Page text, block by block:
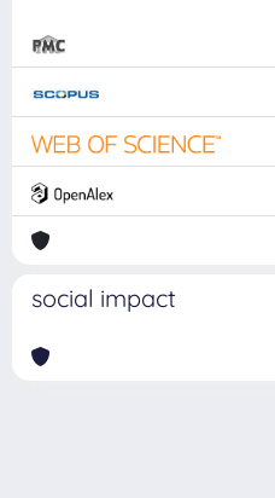
social impact